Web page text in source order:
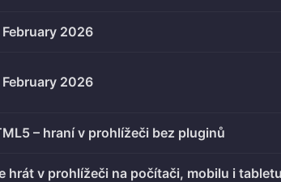
February 2026
February 2026
– hraní v prohlížeči bez pluginů
hrát v prohlížeči na počítači, mobilu i tabletu